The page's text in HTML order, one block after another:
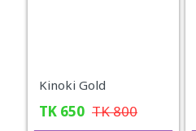
Kinoki Gold
TK 650 TK800